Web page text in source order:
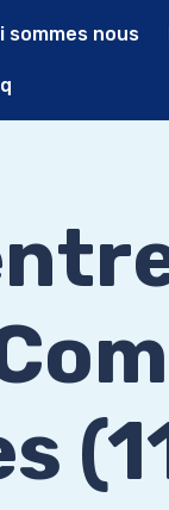
sommes nous